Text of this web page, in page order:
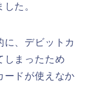
た。
に、デビットカ
しまったため
ードが使えなか